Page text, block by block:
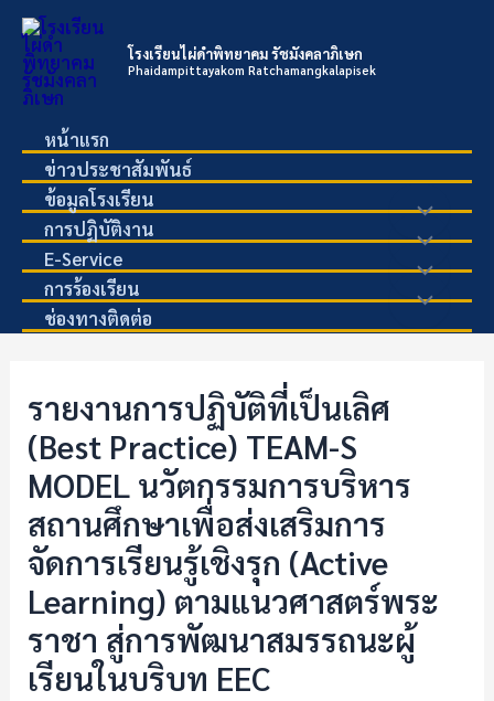
Skip
content
โรงเรียนไผ่ดำพิทยาคม รัชมังคลาภิเษก
Phaidampittayakom Ratchamangkalapisek
หน้าแรก
ข่าวประชาสัมพันธ์
ข้อมูลโรงเรียน
Menu
Toggle
การปฏิบัติงาน Menu
Toggle
E-Service Menu
Toggle
การร้องเรียน Menu
ช่องทางติดต่อ
รายงานการปฏิบัติที่เป็นเลิศ
(Best Practice) TEAM-S
MODEL นวัตกรรมการบริหาร
สถานศึกษาเพื่อส่งเสริมการ
จัดการเรียนรู้เชิงรุก (Active
Learning) ตามแนวศาสตร์พระ
ราชา สู่การพัฒนาสมรรถนะผู้
เรียนในบริบท EEC